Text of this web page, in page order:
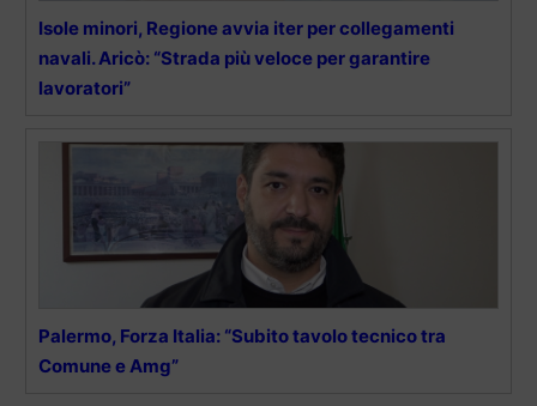
Isole minori, Regione avvia iter per collegamenti
navali. Aricò: “Strada più veloce per garantire
lavoratori”
Palermo, Forza Italia: “Subito tavolo tecnico tra
Comune e Amg”